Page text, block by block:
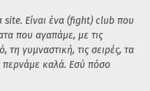
Είναι ένα (fight) club που
που αγαπάμε, με τις
τη γυμναστική, τις σειρές, τα
περνάμε καλά. Εσύ πόσο